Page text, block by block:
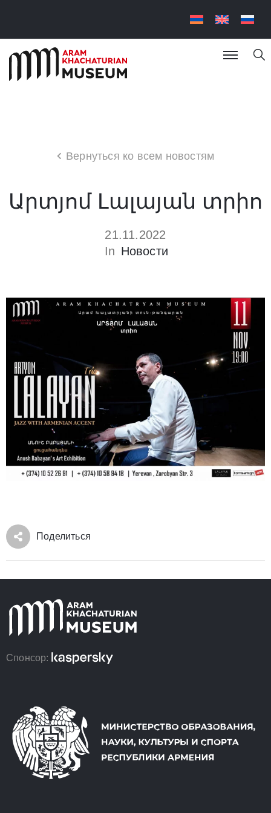
Вернуться ко всем новостям
Արտյոմ Լալայան տրիո
21.11.2022
In Новости
Поделиться
Спонсор: